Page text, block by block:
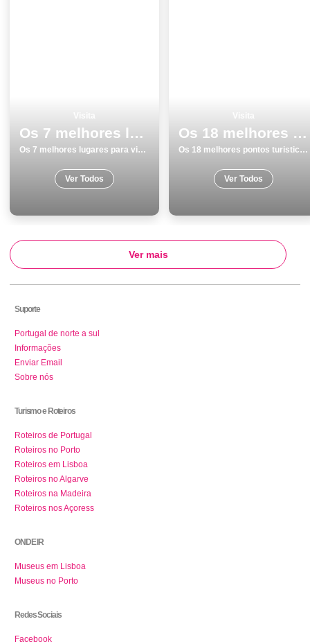
Os 7 melhores lugares para visitar em Leiria
Os 7 melhores lugares para visitar em Leiria
Ver Todos
Os 18 melhores pontos turisticos para visitar em Evora
Os 18 melhores pontos turisticos para visitar em Evora
Ver Todos
Ver mais
Suporte
Portugal de norte a sul
Informações
Enviar Email
Sobre nós
Turismo e Roteiros
Roteiros de Portugal
Roteiros no Porto
Roteiros em Lisboa
Roteiros no Algarve
Roteiros na Madeira
Roteiros nos Açoress
ONDE IR
Museus em Lisboa
Museus no Porto
Redes Sociais
Facebook